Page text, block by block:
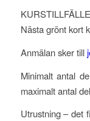
Nästa grönt kort
Anmälan sker till
Minimalt antal
maximalt antal
Utrustning – det